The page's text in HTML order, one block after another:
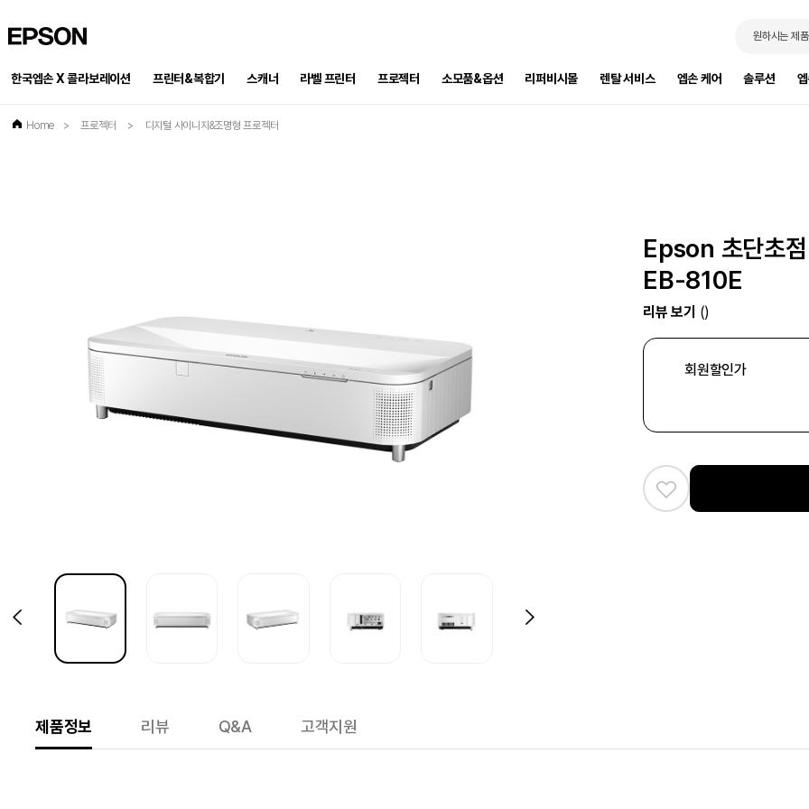
원하시는 제
한국엡손 X 콜라보레이션 프린터&복합기 스캐너 라벨 프린터 프로젝터 소모품&옵션 리퍼비시몰 렌탈 서비스 엡손 케어 솔루션
Home > 프로젝터 > 디지털 사이니지&조명형 프로젝터
Epson 초단초
EB-810E
리뷰 보기 ()
회원할인가
제품정보 리뷰 Q&A 고객지원